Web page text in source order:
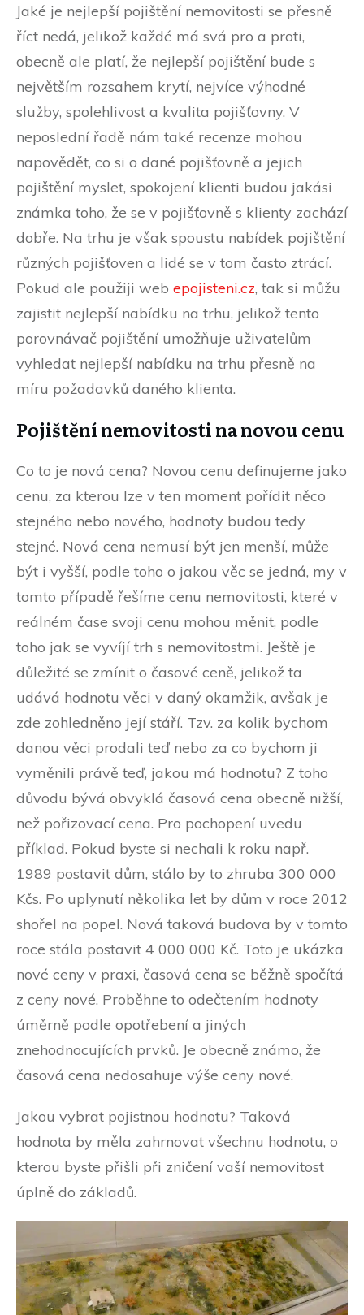
Jaké je nejlepší pojištění nemovitosti se přesně
říct nedá, jelikož každé má svá pro a proti,
obecně ale platí, že nejlepší pojištění bude s
největším rozsahem krytí, nejvíce výhodné
služby, spolehlivost a kvalita pojišťovny. V
neposlední řadě nám také recenze mohou
napovědět, co si o dané pojišťovně a jejich
pojištění myslet, spokojení klienti budou jakási
známka toho, že se v pojišťovně s klienty zachází
dobře. Na trhu je však spoustu nabídek pojištění
různých pojišťoven a lidé se v tom často ztrácí.
Pokud ale použiji web epojisteni.cz, tak si můžu
zajistit nejlepší nabídku na trhu, jelikož tento
porovnávač pojištění umožňuje uživatelům
vyhledat nejlepší nabídku na trhu přesně na
míru požadavků daného klienta.
Pojištění nemovitosti na novou cenu
Co to je nová cena? Novou cenu definujeme jako
cenu, za kterou lze v ten moment pořídit něco
stejného nebo nového, hodnoty budou tedy
stejné. Nová cena nemusí být jen menší, může
být i vyšší, podle toho o jakou věc se jedná, my v
tomto případě řešíme cenu nemovitosti, které v
reálném čase svoji cenu mohou měnit, podle
toho jak se vyvíjí trh s nemovitostmi. Ještě je
důležité se zmínit o časové ceně, jelikož ta
udává hodnotu věci v daný okamžik, avšak je
zde zohledněno její stáří. Tzv. za kolik bychom
danou věci prodali teď nebo za co bychom ji
vyměnili právě teď, jakou má hodnotu? Z toho
důvodu bývá obvyklá časová cena obecně nižší,
než pořizovací cena. Pro pochopení uvedu
příklad. Pokud byste si nechali k roku např.
1989 postavit dům, stálo by to zhruba 300 000
Kčs. Po uplynutí několika let by dům v roce 2012
shořel na popel. Nová taková budova by v tomto
roce stála postavit 4 000 000 Kč. Toto je ukázka
nové ceny v praxi, časová cena se běžně spočítá
z ceny nové. Proběhne to odečtením hodnoty
úměrně podle opotřebení a jiných
znehodnocujících prvků. Je obecně známo, že
časová cena nedosahuje výše ceny nové.
Jakou vybrat pojistnou hodnotu? Taková
hodnota by měla zahrnovat všechnu hodnotu, o
kterou byste přišli při zničení vaší nemovitost
úplně do základů.